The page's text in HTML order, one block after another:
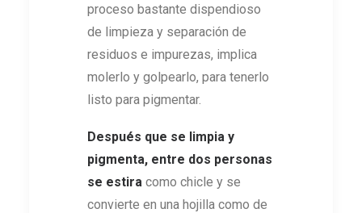
proceso bastante dispendioso
de limpieza y separación de
residuos e impurezas, implica
molerlo y golpearlo, para tenerlo
listo para pigmentar.
Después que se limpia y
pigmenta, entre dos personas
se estira como chicle y se
convierte en una hojilla como de